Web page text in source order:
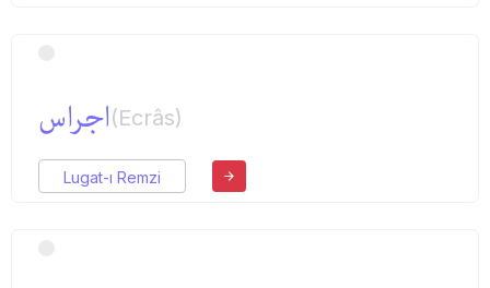
اجراس(Ecrâs)
Lugat-ı Remzi